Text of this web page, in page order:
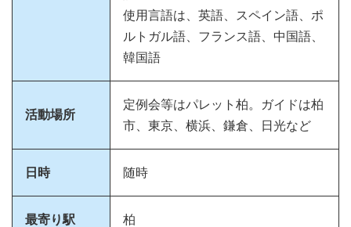
使用言語は、英語、スペイン語、ポ
ルトガル語、フランス語、中国語、
韓国語
活動場所
定例会等はパレット柏。ガイドは柏
市、東京、横浜、鎌倉、日光など
日時 随時
最寄り駅 柏